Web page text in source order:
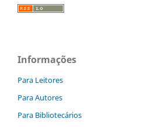
Informações
Para Leitores
Para Autores
Para Bibliotecários